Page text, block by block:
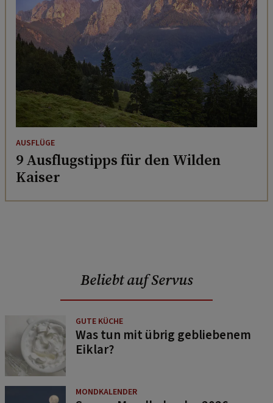
AUSFLÜGE
9 Ausflugstipps für den Wilden
Kaiser
Beliebt auf Servus
GUTE KÜCHE
Was tun mit übrig gebliebenem
Eiklar?
MONDKALENDER